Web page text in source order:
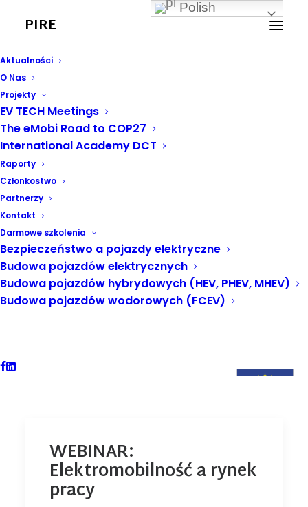
PIRE
Aktualności
O Nas
Projekty
EV TECH Meetings
The eMobi Road to COP27
International Academy DCT
Raporty
Członkostwo
Partnerzy
Kontakt
Darmowe szkolenia
Bezpieczeństwo a pojazdy elektryczne
Budowa pojazdów elektrycznych
Budowa pojazdów hybrydowych (HEV, PHEV, MHEV)
Budowa pojazdów wodorowych (FCEV)
IADCT
WEBINAR:
Elektromobilność a rynek
pracy
Polish